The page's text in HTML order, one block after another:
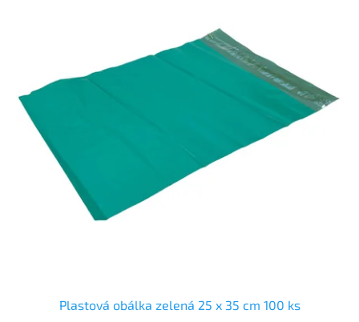
Plastová obálka zelená 25 x 35 cm 100 ks